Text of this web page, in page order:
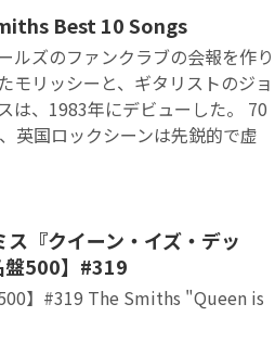
Best 10 Songs
ルズのファンクラブの会報を作り
モリッシーと、ギタリストのジョ
は、1983年にデビューした。 70
英国ロックシーンは先鋭的で虚
『クイーン・イズ・デッ
盤500】#319
】#319 The Smiths "Queen is